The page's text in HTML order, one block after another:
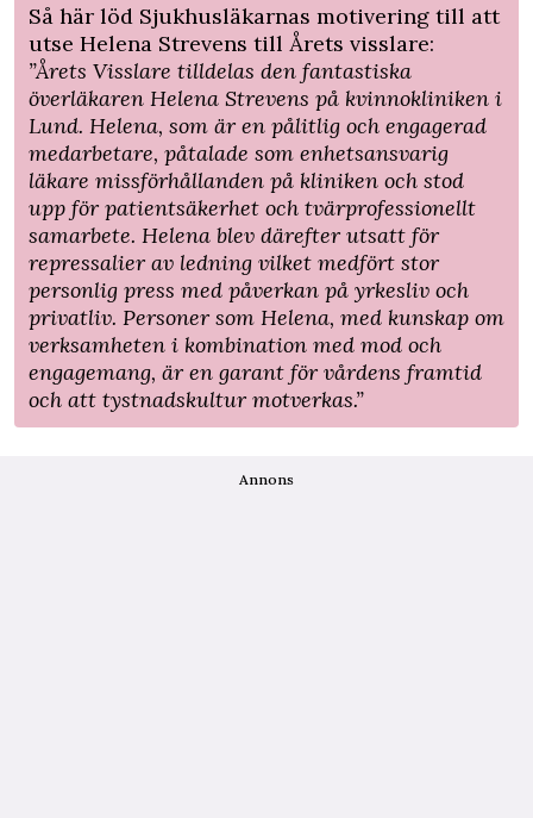
Så här löd Sjukhusläkarnas motivering till att
utse Helena Strevens till Årets visslare:
”Årets Visslare tilldelas den fantastiska
överläkaren Helena Strevens på kvinnokliniken i
Lund. Helena, som är en pålitlig och engagerad
medarbetare, påtalade som enhetsansvarig
läkare missförhållanden på kliniken och stod
upp för patientsäkerhet och tvärprofessionellt
samarbete. Helena blev därefter utsatt för
repressalier av ledning vilket medfört stor
personlig press med påverkan på yrkesliv och
privatliv. Personer som Helena, med kunskap om
verksamheten i kombination med mod och
engagemang, är en garant för vårdens framtid
och att tystnadskultur motverkas.”
Annons